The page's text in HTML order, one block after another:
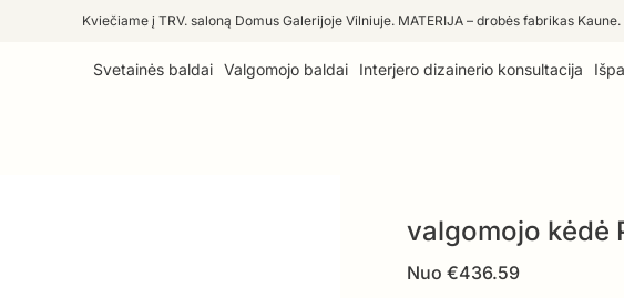
Kviečiame į TRV. saloną Domus Galerijoje Vilniuje. MATERIJA – drobės fabrikas Kaune.
Svetainės baldai Valgomojo baldai Interjero dizainerio konsultacija
valgomojo kėdė
Nuo €436.59